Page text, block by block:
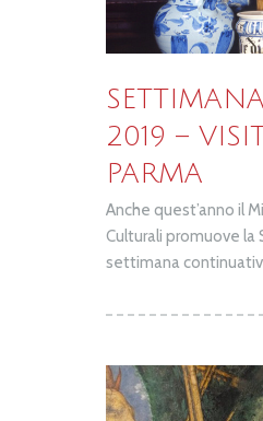
2019 –
PARMA
Anche quest’anno il
Culturali promuove la
settimana